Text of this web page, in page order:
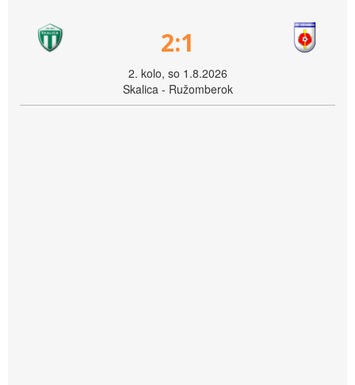
2:1
2. kolo, so 1.8.2026
Skalica - Ružomberok